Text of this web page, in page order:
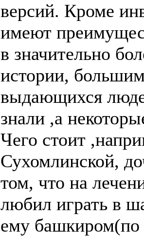
Сухомлинской,
что на лечении в
любил играть в
ему
становится
Примеров на эту
много.
Чем чреват
Шашкам 64
Всемирную